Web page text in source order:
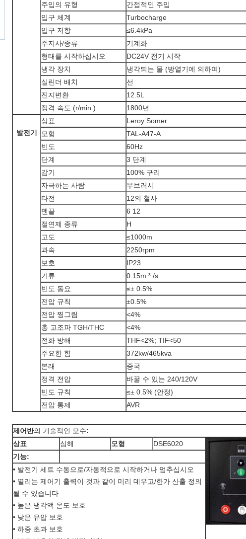
주입의 유형
간접적인 주입
입구 체계
Turbocharge
입구 저항
≤6.4kPa
주지사/종류
기계화
형태를 시작하십시오
DC24V 전기 시작
냉각 장치
냉각되는 물 (방열기에 의하여)
실린더 배치
선
진지변환
12.5L
정격 속도 (r/min.)
1800년
발전기
상표
Leroy Somer
모형
TAL-A47-A
빈도
60Hz
단계
3 단계
감기
100% 구리
자극하는 사람
무브러시
타전
12의 철사
맨끝
6 12
절연제 종류
H
고도
≤1000m
과속
2250rpm
보호
IP23
기류
0.15m ³ /s
빈도 동요
≤± 0.5%
전압 규칙
±0.5%
전압 찡그림
<4%
총 고조파 TGH/THC
<4%
전화 방해
THF<2%; TIF<50
주요한 힘
372kw/465kva
본래
중국
정격 전압
바꿀 수 있는 240/120V
빈도 규칙
≤± 0.5% (안정)
전압 통제
AVR
제어반의 기술적인 모수:
상표
심해 모형
DSE6020
기능:
• 발전기 세트 수동으로/자동적으로 시작하거나 멈추십시오
• 열리는 제어기 출력이 것과 같이 미리 데우고/한가 산출 정의
될 수 있습니다
• 높은 냉각액 온도 보호
• 낮은 유압 보호
• 하중 초과 보호